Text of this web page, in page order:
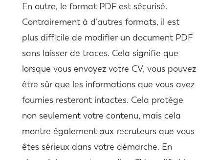
En outre, le format PDF est sécurisé.
Contrairement à d’autres formats, il est
plus difficile de modifier un document PDF
sans laisser de traces. Cela signifie que
lorsque vous envoyez votre CV, vous pouvez
être sûr que les informations que vous avez
fournies resteront intactes. Cela protège
non seulement votre contenu, mais cela
montre également aux recruteurs que vous
êtes sérieux dans votre démarche. En